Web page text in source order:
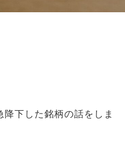
下した銘柄の話をしま